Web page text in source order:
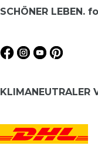
SCHÖNER LEBEN.
KLIMANEUTRALER